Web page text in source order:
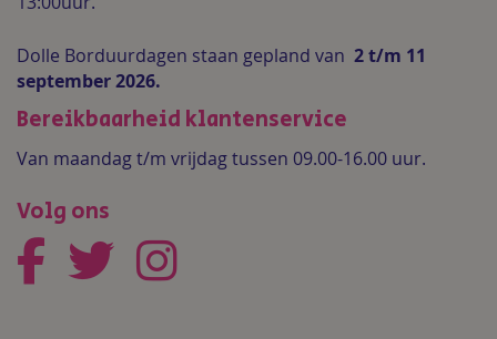
Dolle Borduurdagen staan gepland van 2 t/m 11
september 2026.
Bereikbaarheid klantenservice
Van maandag t/m vrijdag tussen 09.00-16.00 uur.
Volg ons